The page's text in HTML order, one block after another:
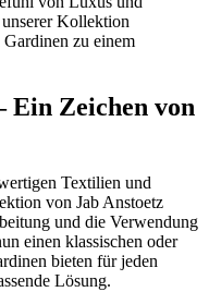
Kollektion
zu einem
Ein Zeichen von
Textilien und
von Jab Anstoetz
und die Verwendung
einen klassischen oder
bieten für jeden
Lösung.